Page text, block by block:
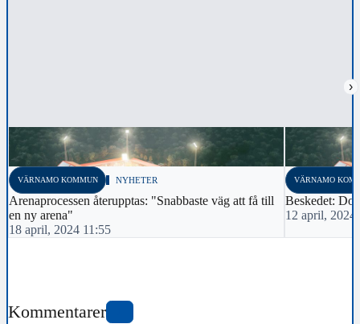
›
VÄRNAMO KOMMUN NYHETER
Arenaprocessen återupptas: "Snabbaste väg att få till
en ny arena"
18 april, 2024 11:55
VÄRNAMO
Beskedet:
12 april, 2024
Kommentarer